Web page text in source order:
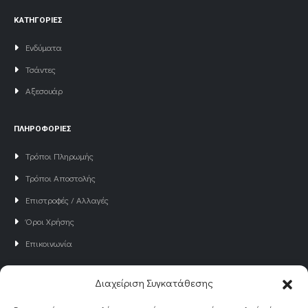
Διαχείριση Συγκατάθεσης
ΚΑΤΗΓΟΡΙΕΣ
Ενδύματα
Τσάντες
Αξεσουάρ
ΠΛΗΡΟΦΟΡΙΕΣ
Τρόποι Πληρωμής
Τρόποι Αποστολής
Επιστροφές / Αλλαγές
Όροι Χρήσης
Επικοινωνία